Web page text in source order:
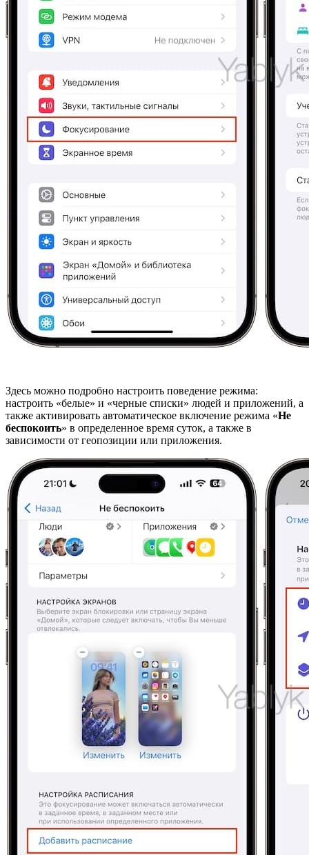
Здесь можно подробно настроить поведение режима:
настроить «белые» и «черные списки» людей и приложений, а
также активировать автоматическое включение режима «Не
беспокоить» в определенное время суток, а также в
зависимости от геопозиции или приложения.